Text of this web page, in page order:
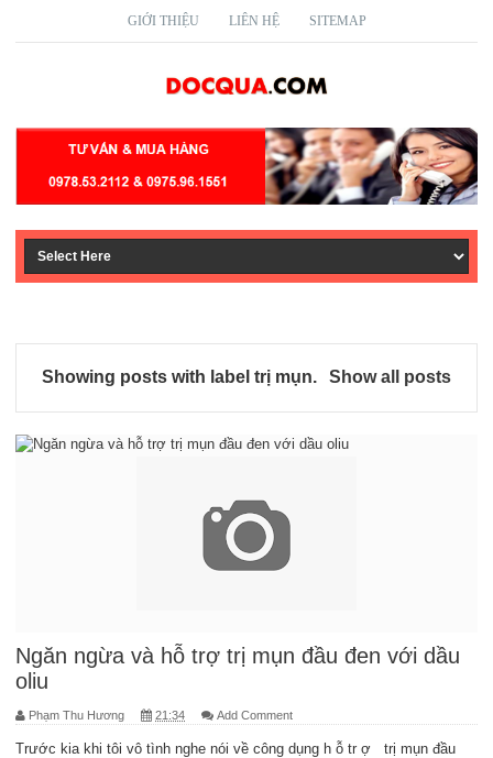
GIỚI THIỆU LIÊN HỆ SITEMAP
Showing posts with labeltrị mụn. Show all posts
Ngăn ngừa và hỗ trợ trị mụn đầu đen với dầu
oliu
Phạm Thu Hương 21:34 Add Comment
Trước kia khi tôi vô tình nghe nói về công dụng h ỗ tr ợ trị mụn đầu